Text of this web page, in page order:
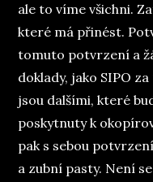
ale to víme všichni.
které má přinést.
tomuto potvrzení a
doklady, jako SIPO
jsou dalšími, které
poskytnuty k
pak s sebou
a zubní pasty. Není